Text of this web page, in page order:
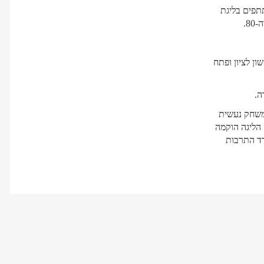
70. בין השחקנים המשתתפים בליגת
לציון ופתח
נעשית
הוקמה
יחד עם משרד התרבות